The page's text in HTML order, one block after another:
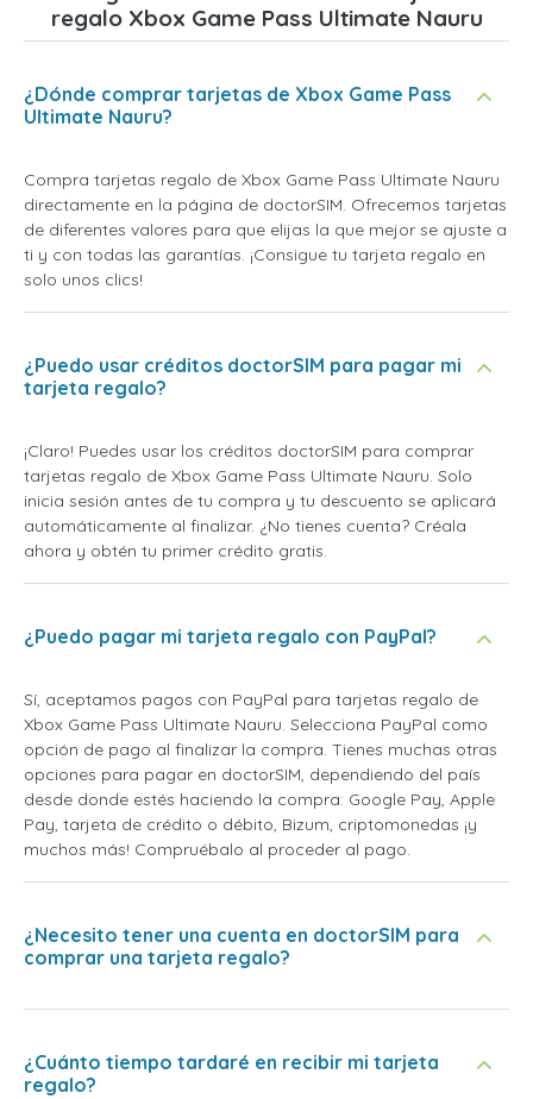
regalo Xbox Game Pass Ultimate Nauru
¿Dónde comprar tarjetas de Xbox Game Pass
Ultimate Nauru?
Compra tarjetas regalo de Xbox Game Pass Ultimate Nauru
directamente en la página de doctorSIM. Ofrecemos tarjetas
de diferentes valores para que elijas la que mejor se ajuste a
ti y con todas las garantías. ¡Consigue tu tarjeta regalo en
solo unos clics!
¿Puedo usar créditos doctorSIM para pagar mi
tarjeta regalo?
¡Claro! Puedes usar los créditos doctorSIM para comprar
tarjetas regalo de Xbox Game Pass Ultimate Nauru. Solo
inicia sesión antes de tu compra y tu descuento se aplicará
automáticamente al finalizar. ¿No tienes cuenta? Créala
ahora y obtén tu primer crédito gratis.
¿Puedo pagar mi tarjeta regalo con PayPal?
Sí, aceptamos pagos con PayPal para tarjetas regalo de
Xbox Game Pass Ultimate Nauru. Selecciona PayPal como
opción de pago al finalizar la compra. Tienes muchas otras
opciones para pagar en doctorSIM, dependiendo del país
desde donde estés haciendo la compra: Google Pay, Apple
Pay, tarjeta de crédito o débito, Bizum, criptomonedas ¡y
muchos más! Compruébalo al proceder al pago.
¿Necesito tener una cuenta en doctorSIM para
comprar una tarjeta regalo?
¿Cuánto tiempo tardaré en recibir mi tarjeta
regalo?